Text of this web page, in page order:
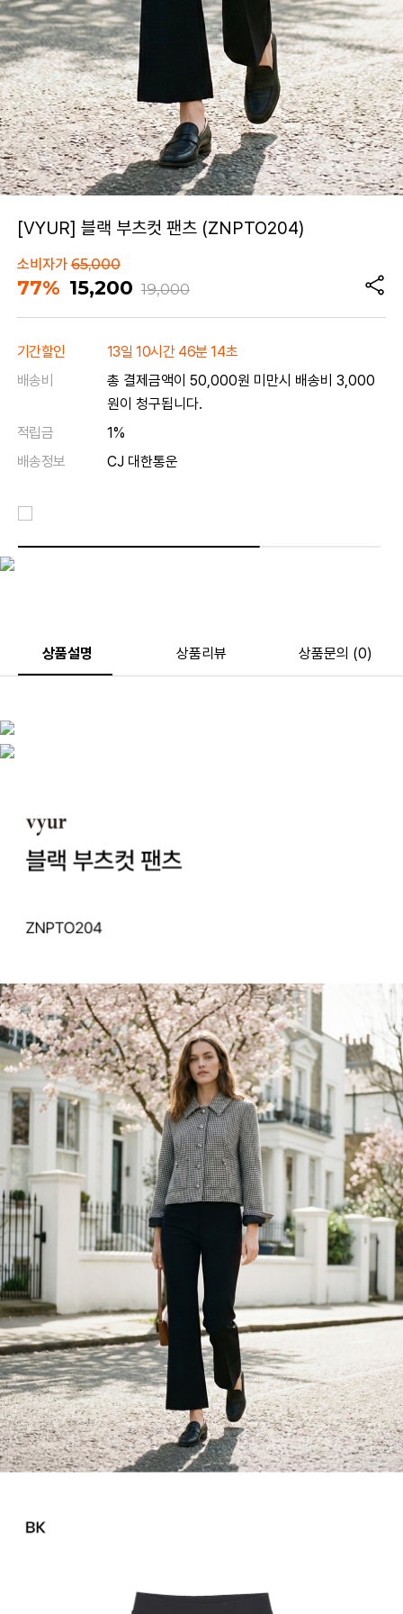
[VYUR] 블랙 부츠컷 팬츠 (ZNPTO204)
소비자가65,000
77% 15,200 19,000
기간할인
13일 10시간 46분 14초
배송비
총 결제금액이 50,000원 미만시 배송비 3,000
원이 청구됩니다.
적립금
1%
배송정보
CJ 대한통운
상품설명 상품리뷰 상품문의 (0)